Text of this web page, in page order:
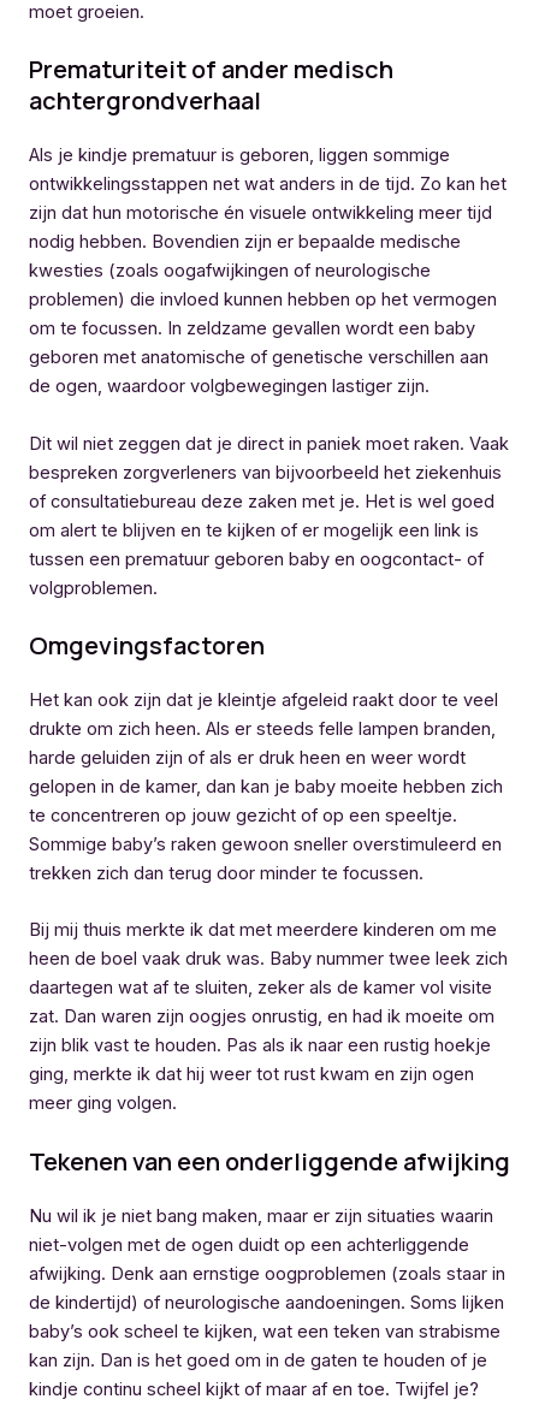
moet groeien.
Prematuriteit of ander medisch
achtergrondverhaal
Als je kindje prematuur is geboren, liggen sommige
ontwikkelingsstappen net wat anders in de tijd. Zo kan het
zijn dat hun motorische én visuele ontwikkeling meer tijd
nodig hebben. Bovendien zijn er bepaalde medische
kwesties (zoals oogafwijkingen of neurologische
problemen) die invloed kunnen hebben op het vermogen
om te focussen. In zeldzame gevallen wordt een baby
geboren met anatomische of genetische verschillen aan
de ogen, waardoor volgbewegingen lastiger zijn.
Dit wil niet zeggen dat je direct in paniek moet raken. Vaak
bespreken zorgverleners van bijvoorbeeld het ziekenhuis
of consultatiebureau deze zaken met je. Het is wel goed
om alert te blijven en te kijken of er mogelijk een link is
tussen een prematuur geboren baby en oogcontact- of
volgproblemen.
Omgevingsfactoren
Het kan ook zijn dat je kleintje afgeleid raakt door te veel
drukte om zich heen. Als er steeds felle lampen branden,
harde geluiden zijn of als er druk heen en weer wordt
gelopen in de kamer, dan kan je baby moeite hebben zich
te concentreren op jouw gezicht of op een speeltje.
Sommige baby’s raken gewoon sneller overstimuleerd en
trekken zich dan terug door minder te focussen.
Bij mij thuis merkte ik dat met meerdere kinderen om me
heen de boel vaak druk was. Baby nummer twee leek zich
daartegen wat af te sluiten, zeker als de kamer vol visite
zat. Dan waren zijn oogjes onrustig, en had ik moeite om
zijn blik vast te houden. Pas als ik naar een rustig hoekje
ging, merkte ik dat hij weer tot rust kwam en zijn ogen
meer ging volgen.
Tekenen van een onderliggende afwijking
Nu wil ik je niet bang maken, maar er zijn situaties waarin
niet-volgen met de ogen duidt op een achterliggende
afwijking. Denk aan ernstige oogproblemen (zoals staar in
de kindertijd) of neurologische aandoeningen. Soms lijken
baby’s ook scheel te kijken, wat een teken van strabisme
kan zijn. Dan is het goed om in de gaten te houden of je
kindje continu scheel kijkt of maar af en toe. Twijfel je?